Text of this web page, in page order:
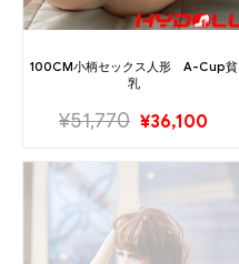
100CM小柄セックス人形 A-Cup貧
乳
¥51,770 ¥36,100